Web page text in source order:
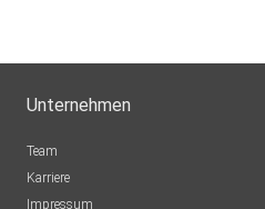
Unternehmen
Team
Karriere
Impressum